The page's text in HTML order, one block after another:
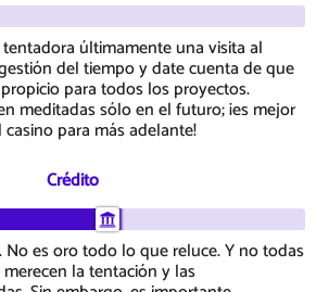
últimamente una visita al
del tiempo y date cuenta de que
para todos los proyectos.
meditadas sólo en el futuro; ¡es mejor
para más adelante!
Crédito
es oro todo lo que reluce. Y no todas
la tentación y las